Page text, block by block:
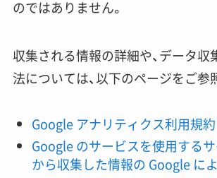
のではありません。
収集される情報の詳細や、データ収
法については、以下のページをご参
Google アナリティクス利用規約
Google のサービスを使用する
から収集した情報の Google に